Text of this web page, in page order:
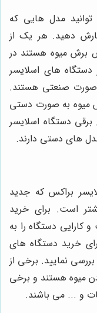
مدل هایی که
دهید. هر یک از
برش میوه هستند در
دستگاه های اسلایسر
صورت صنعتی هستند.
میوه به صورت دستی
دستگاه اسلایسر
های دستی دارند.
براکس که جدید
است. برای خرید
کارایی دستگاه را به
خرید دستگاه های
نمایید. برخی از
میوه هستند و برخی
و ... می باشند.